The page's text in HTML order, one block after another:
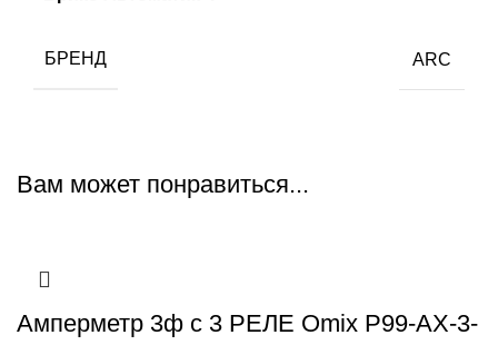
БРЕНД ARC
Вам может понравиться...
Амперметр 3ф с 3 РЕЛЕ Omix P99-AX-3-